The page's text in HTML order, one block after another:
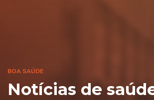
BOA SAÚDE
Notícias de